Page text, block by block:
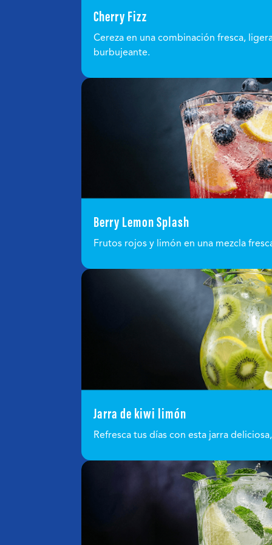
Cherry Fizz
Cereza en una combinación fresca,
burbujeante.
Berry Lemon Splash
Frutos rojos y limón en una mezcla
Jarra de kiwi limón
Refresca tus días con esta jarra